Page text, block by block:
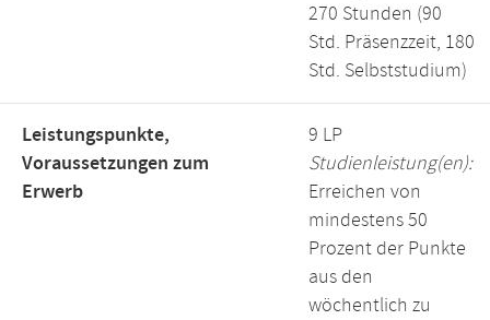
270 Stunden (90
Std. Präsenzzeit, 180
Std. Selbststudium)
Leistungspunkte,
Voraussetzungen zum
Erwerb
9 LP
Studienleistung(en):
Erreichen von
mindestens 50
Prozent der Punkte
aus den
wöchentlich zu